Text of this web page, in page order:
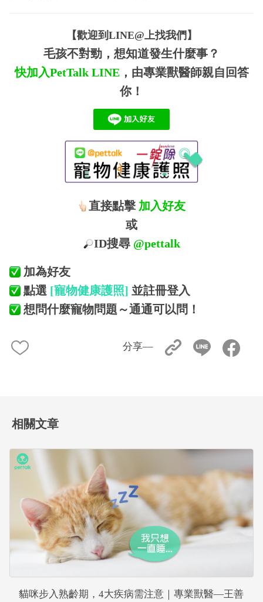
【歡迎到LINE@上找我們】
毛孩不對勁，想知道發生什麼事？
快加入PetTalk LINE，由專業獸醫師親自回答
你！
直接點擊 加入好友
或
ID搜尋 @pettalk
加為好友
點選 [寵物健康護照] 並註冊登入
想問什麼寵物問題～通通可以問！
分享––
相關文章
貓咪步入熟齡期，4大疾病需注意｜專業獸醫—王善